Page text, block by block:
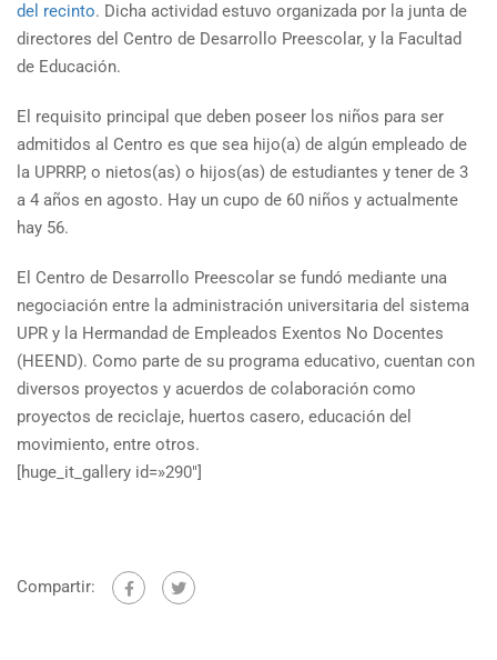
del recinto. Dicha actividad estuvo organizada por la junta de
directores del Centro de Desarrollo Preescolar, y la Facultad
de Educación.
El requisito principal que deben poseer los niños para ser
admitidos al Centro es que sea hijo(a) de algún empleado de
la UPRRP, o nietos(as) o hijos(as) de estudiantes y tener de 3
a 4 años en agosto. Hay un cupo de 60 niños y actualmente
hay 56.
El Centro de Desarrollo Preescolar se fundó mediante una
negociación entre la administración universitaria del sistema
UPR y la Hermandad de Empleados Exentos No Docentes
(HEEND). Como parte de su programa educativo, cuentan con
diversos proyectos y acuerdos de colaboración como
proyectos de reciclaje, huertos casero, educación del
movimiento, entre otros.
[huge_it_gallery id=»290″]
Compartir: